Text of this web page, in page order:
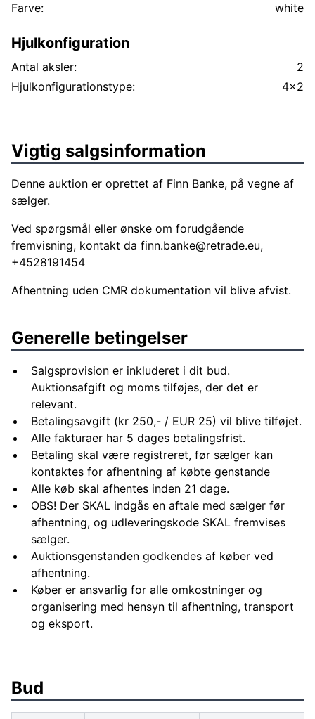
Farve: white
Hjulkonfiguration
Antal aksler:
2
Hjulkonfigurationstype:
4x2
Vigtig salgsinformation
Denne auktion er oprettet af Finn Banke, på vegne af
sælger.
Ved spørgsmål eller ønske om forudgående
fremvisning, kontakt da finn.banke@retrade.eu,
+4528191454
Afhentning uden CMR dokumentation vil blive afvist.
Generelle betingelser
Salgsprovision er inkluderet i dit bud.
Auktionsafgift og moms tilføjes, der det er
relevant.
Betalingsavgift (kr 250,- / EUR 25) vil blive tilføjet.
Alle fakturaer har 5 dages betalingsfrist.
Betaling skal være registreret, før sælger kan
kontaktes for afhentning af købte genstande
Alle køb skal afhentes inden 21 dage.
OBS! Der SKAL indgås en aftale med sælger før
afhentning, og udleveringskode SKAL fremvises
sælger.
Auktionsgenstanden godkendes af køber ved
afhentning.
Køber er ansvarlig for alle omkostninger og
organisering med hensyn til afhentning, transport
og eksport.
Bud